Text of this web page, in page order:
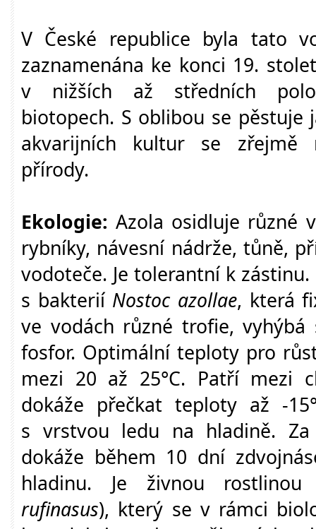
V České republice byla tato
zaznamenána ke konci 19.
v nižších až středních
biotopech. S oblibou se pěstuje
akvarijních kultur se zřejmě
přírody.
Ekologie: Azola osidluje různé
rybníky, návesní nádrže, tůně,
vodoteče. Je tolerantní k
s bakterií Nostoc azollae, která
ve vodách různé trofie,
fosfor. Optimální teploty pro
mezi 20 až 25°C. Patří mezi
dokáže přečkat teploty až -
s vrstvou ledu na hladině. Za
dokáže během 10 dní
hladinu. Je živnou
rufinasus), který se v rámci